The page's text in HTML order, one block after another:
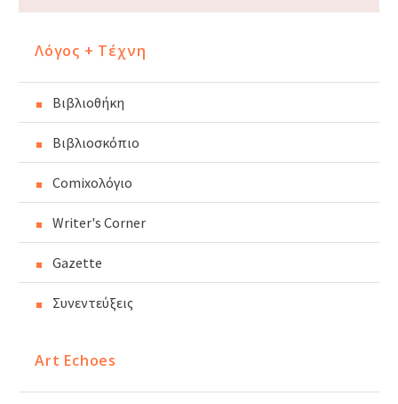
Λόγος + Τέχνη
Βιβλιοθήκη
Βιβλιοσκόπιο
Comixoλόγιο
Writer's Corner
Gazette
Συνεντεύξεις
Art Echoes